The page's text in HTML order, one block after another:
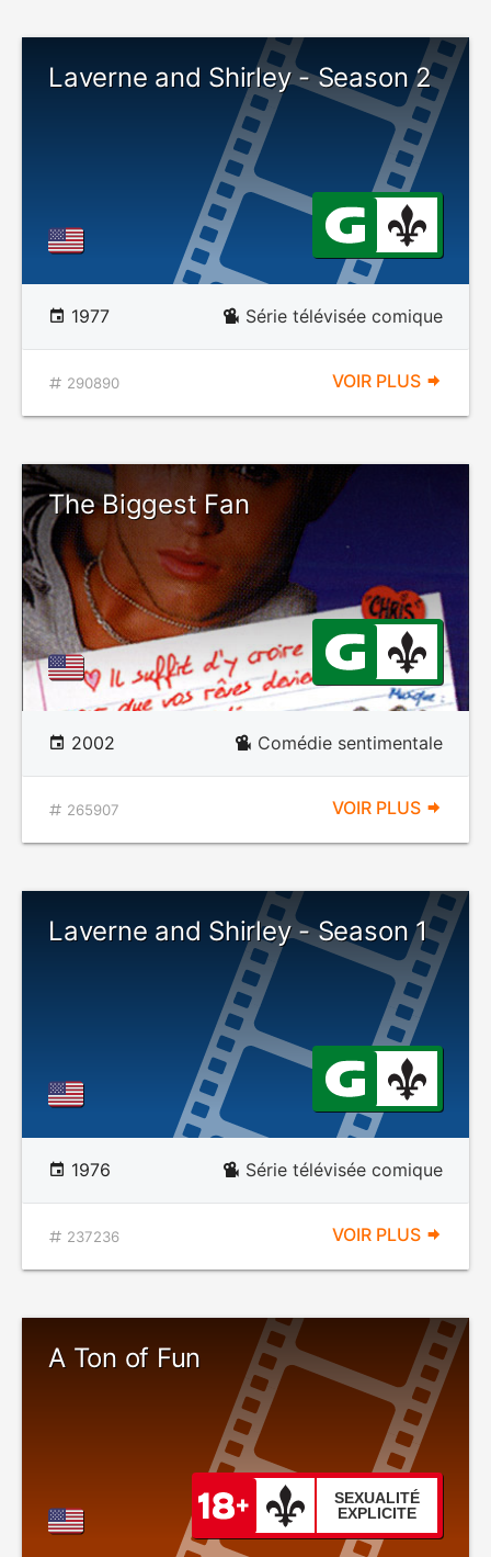
Laverne and Shirley - Season 2
1977 Série télévisée comique
290890 VOIR PLUS
The Biggest Fan
2002 Comédie sentimentale
265907 VOIR PLUS
Laverne and Shirley - Season 1
1976 Série télévisée comique
237236 VOIR PLUS
A Ton of Fun
SEXUALITÉ
EXPLICITE